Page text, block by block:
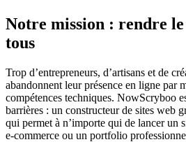
Notre mission : rendre le
tous
Trop d’entrepreneurs, d’artisans et de
abandonnent leur présence en ligne par
compétences techniques. NowScryboo
barrières : un constructeur de sites web
qui permet à n’importe qui de lancer un
e‑commerce ou un portfolio